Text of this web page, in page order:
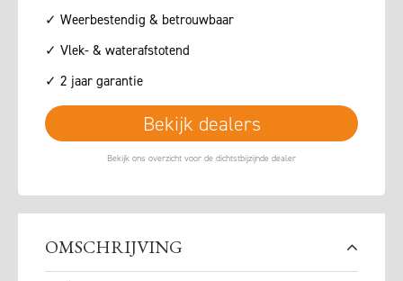
✓ Weerbestendig & betrouwbaar
✓ Vlek- & waterafstotend
✓ 2 jaar garantie
Bekijk dealers
OMSCHRIJVING